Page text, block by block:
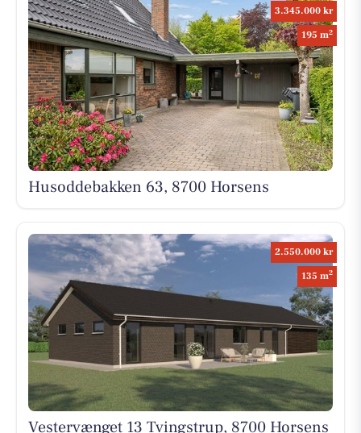
3.345.000 kr
195 m2
Husoddebakken 63, 8700 Horsens
2.550.000 kr
135 m2
Vestervænget 13 Tvingstrup, 8700 Horsens